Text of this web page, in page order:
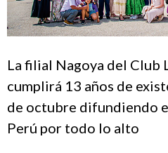
La filial Nagoya del
cumplirá 13 años de
de octubre difundiendo
Perú por todo lo alto